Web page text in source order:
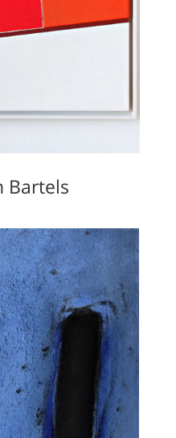
Bartels